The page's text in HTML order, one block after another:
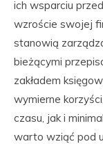
ich wsparciu
wzroście swojej
stanowią
bieżącymi
zakładem
wymierne
czasu, jak i
warto wziąć pod